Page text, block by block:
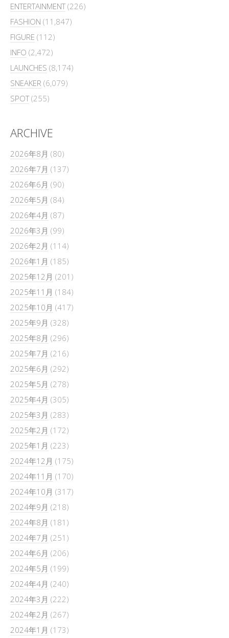
ENTERTAINMENT(226)
FASHION (11,847)
FIGURE (112)
INFO (2,472)
LAUNCHES (8,174)
SNEAKER (6,079)
SPOT(255)
ARCHIVE
2026年8月 (80)
2026年7月 (137)
2026年6月 (90)
2026年5月 (84)
2026年4月 (87)
2026年3月 (99)
2026年2月 (114)
2026年1月 (185)
2025年12月 (201)
2025年11月 (184)
2025年10月 (417)
2025年9月 (328)
2025年8月 (296)
2025年7月 (216)
2025年6月 (292)
2025年5月 (278)
2025年4月 (305)
2025年3月 (283)
2025年2月 (172)
2025年1月 (223)
2024年12月 (175)
2024年11月 (170)
2024年10月 (317)
2024年9月 (218)
2024年8月 (181)
2024年7月 (251)
2024年6月 (206)
2024年5月 (199)
2024年4月 (240)
2024年3月 (222)
2024年2月 (267)
2024年1月 (173)